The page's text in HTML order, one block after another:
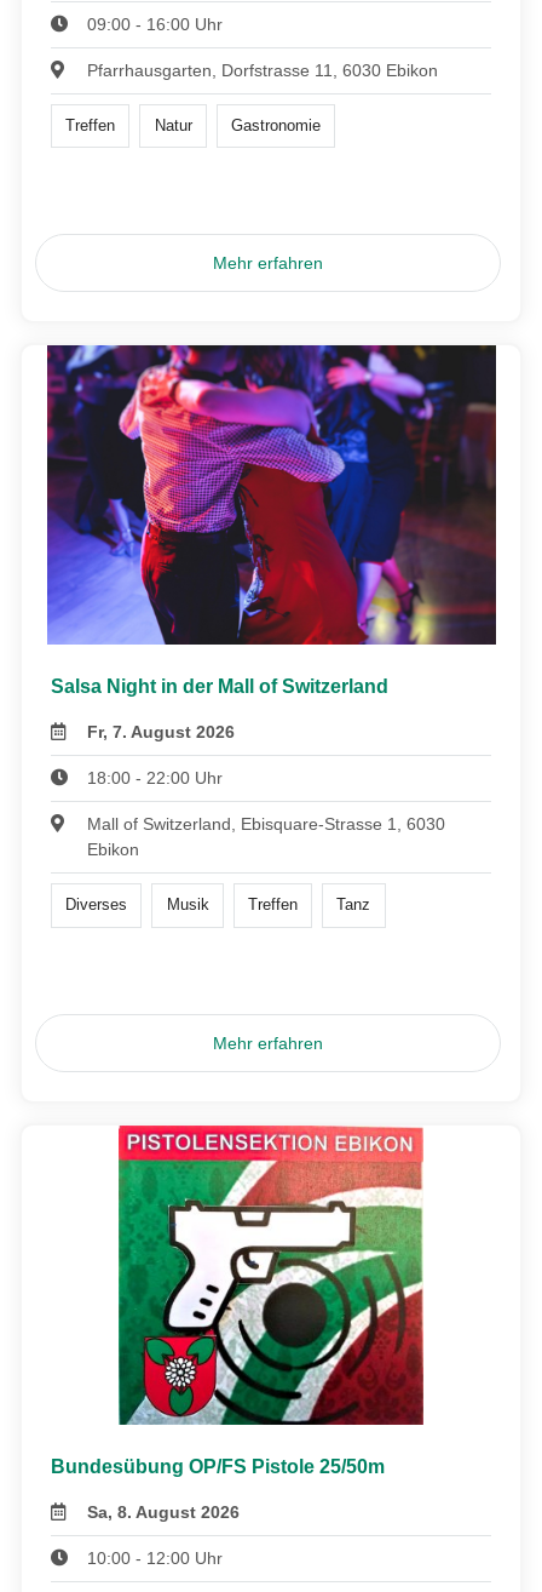
09:00 - 16:00 Uhr
Pfarrhausgarten, Dorfstrasse 11, 6030 Ebikon
Treffen Natur Gastronomie
Mehr erfahren
Salsa Night in der Mall of Switzerland
Fr, 7. August 2026
18:00 - 22:00 Uhr
Mall of Switzerland, Ebisquare-Strasse 1, 6030
Ebikon
Diverses Musik Treffen Tanz
Mehr erfahren
Bundesübung OP/FS Pistole 25/50m
Sa, 8. August 2026
10:00 - 12:00 Uhr